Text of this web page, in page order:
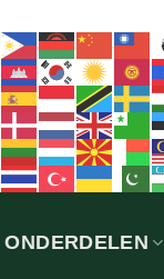
ONDERDELEN